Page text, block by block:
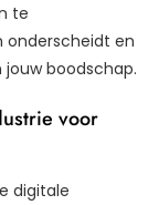
te
onderscheidt en
boodschap.
voor
digitale